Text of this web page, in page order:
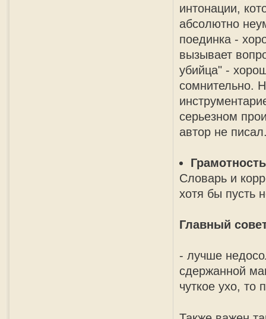
интонации,
абсолютно
поединка -
вызывает
убийца" -
сомнительно.
серьезном
автор не
Грамотность
Cловарь и
хотя бы пусть
Главный
- лучше
сдержанной
чуткое ухо, то